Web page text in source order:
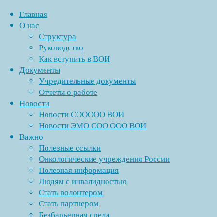
Перейти
содержимому
Главная
О нас
Структура
Руководство
Как вступить в ВОИ
Документы
Учредительные документы
Отчеты о работе
Новости
Новости СООООО ВОИ
Новости ЭМО СОО ООО ВОИ
Важно
Полезные ссылки
Онкологические учреждения России
Полезная информация
Людям с инвалидностью
Стать волонтером
Стать партнером
Безбарьерная среда